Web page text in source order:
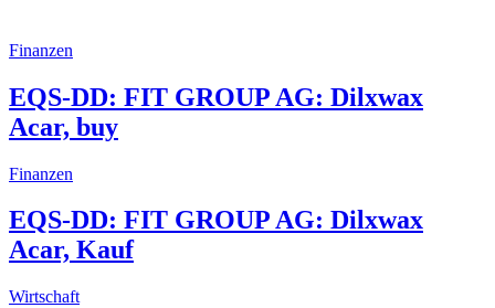
Finanzen
EQS-DD: FIT GROUP AG: Dilxwax
Acar, buy
Finanzen
EQS-DD: FIT GROUP AG: Dilxwax
Acar, Kauf
Wirtschaft